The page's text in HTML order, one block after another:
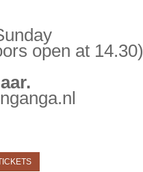
open at 14.30)